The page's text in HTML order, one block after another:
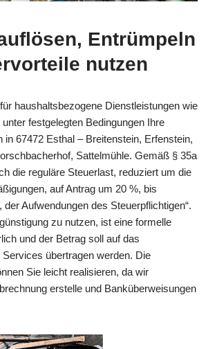
Entrümpeln
nutzen
haushaltsbezogene Dienstleistungen wie
festgelegten Bedingungen Ihre
in 67472 Esthal – Breitenstein, Erfenstein,
Sattelmühle. Gemäß § 35a
die reguläre Steuerlast, reduziert um die
auf Antrag um 20 %, bis
Aufwendungen des Steuerpflichtigen“.
zu nutzen, ist eine formelle
und der Betrag soll auf das
übertragen werden. Die
Sie leicht realisieren, da wir
erstelle und Banküberweisungen